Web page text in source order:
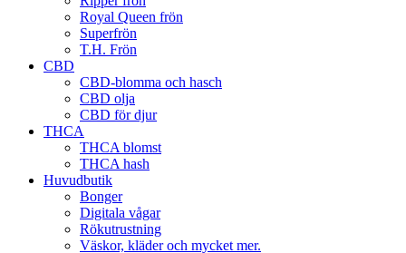
Royal Queen frön
Superfrön
T.H. Frön
CBD
CBD-blomma och hasch
CBD olja
CBD för djur
THCA
THCA blomst
THCA hash
Huvudbutik
Bonger
Digitala vågar
Rökutrustning
Väskor, kläder och mycket mer.